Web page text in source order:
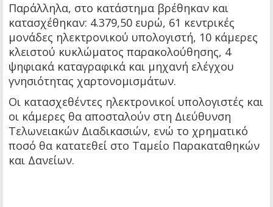
Παράλληλα, στο κατάστημα βρέθηκαν και
κατασχέθηκαν: 4.379,50 ευρώ, 61 κεντρικές
μονάδες ηλεκτρονικού υπολογιστή, 10 κάμερες
κλειστού κυκλώματος παρακολούθησης, 4
ψηφιακά καταγραφικά και μηχανή ελέγχου
γνησιότητας χαρτονομισμάτων.
Οι κατασχεθέντες ηλεκτρονικοί υπολογιστές και
οι κάμερες θα αποσταλούν στη Διεύθυνση
Τελωνειακών Διαδικασιών, ενώ το χρηματικό
ποσό θα κατατεθεί στο Ταμείο Παρακαταθηκών
και Δανείων.